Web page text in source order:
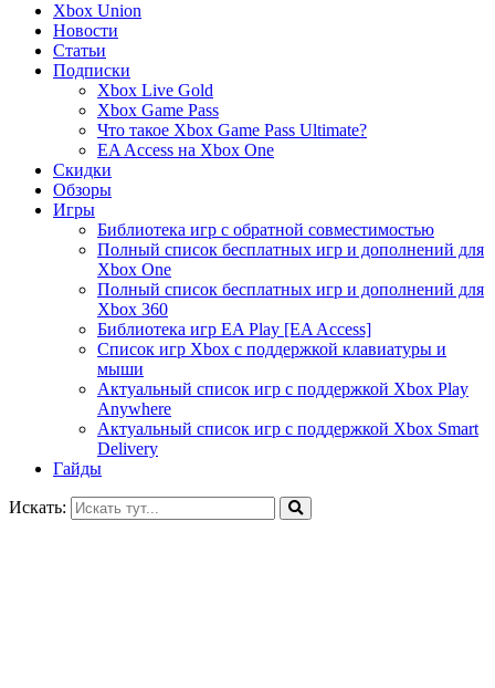
Xbox Union
Новости
Статьи
Подписки
Xbox Live Gold
Xbox Game Pass
Что такое Xbox Game Pass Ultimate?
EA Access на Xbox One
Скидки
Обзоры
Игры
Библиотека игр с обратной совместимостью
Полный список бесплатных игр и дополнений для
Xbox One
Полный список бесплатных игр и дополнений для
Xbox 360
Библиотека игр EA Play [EA Access]
Список игр Xbox c поддержкой клавиатуры и
мыши
Актуальный список игр с поддержкой Xbox Play
Anywhere
Актуальный список игр с поддержкой Xbox Smart
Delivery
Гайды
Искать: